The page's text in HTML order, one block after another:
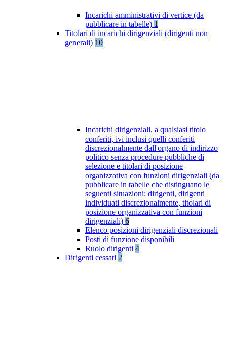
Incarichi amministrativi di vertice (da
pubblicare in tabelle) 1
Titolari di incarichi dirigenziali (dirigenti non
generali) 10
Incarichi dirigenziali, a qualsiasi titolo
conferiti, ivi inclusi quelli conferiti
discrezionalmente dall'organo di indirizzo
politico senza procedure pubbliche di
selezione e titolari di posizione
organizzativa con funzioni dirigenziali (da
pubblicare in tabelle che distinguano le
seguenti situazioni: dirigenti, dirigenti
individuati discrezionalmente, titolari di
posizione organizzativa con funzioni
dirigenziali) 6
Elenco posizioni dirigenziali discrezionali
Posti di funzione disponibili
Ruolo dirigenti 4
Dirigenti cessati 2